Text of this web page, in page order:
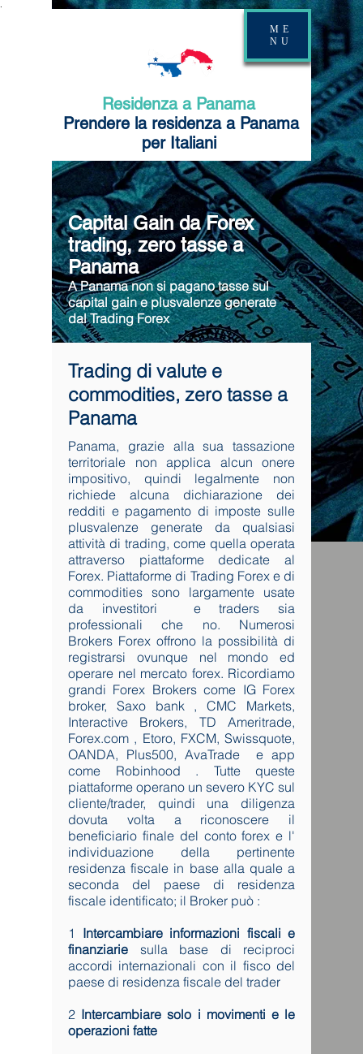
Residenza a Panama
Prendere la residenza a Panama
per Italiani
ME
NU
Capital Gain da Forex
trading, zero tasse a
Panama
A Panama non si pagano tasse sul
capital gain e plusvalenze generate
dal Trading Forex
Trading di valute e
commodities, zero tasse a
Panama
Panama, grazie alla sua tassazione
territoriale non applica alcun onere
impositivo, quindi legalmente non
richiede alcuna dichiarazione dei
redditi e pagamento di imposte sulle
plusvalenze generate da qualsiasi
attività di trading, come quella operata
attraverso piattaforme dedicate al
Forex. Piattaforme di Trading Forex e di
commodities sono largamente usate
da investitori e traders sia
professionali che no. Numerosi
Brokers Forex offrono la possibilità di
registrarsi ovunque nel mondo ed
operare nel mercato forex. Ricordiamo
grandi Forex Brokers come IG Forex
broker, Saxo bank , CMC Markets,
Interactive Brokers, TD Ameritrade,
Forex.com , Etoro, FXCM, Swissquote,
OANDA, Plus500, AvaTrade e app
come Robinhood . Tutte queste
piattaforme operano un severo KYC sul
cliente/trader, quindi una diligenza
dovuta volta a riconoscere il
beneficiario finale del conto forex e l'
individuazione della pertinente
residenza fiscale in base alla quale a
seconda del paese di residenza
fiscale identificato; il Broker può :
1 Intercambiare informazioni fiscali e
finanziarie sulla base di reciproci
accordi internazionali con il fisco del
paese di residenza fiscale del trader
2 Intercambiare solo i movimenti e le
operazioni fatte